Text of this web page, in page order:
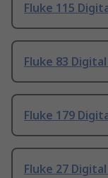
Fluke 115
Fluke 83
Fluke 179
Fluke 27